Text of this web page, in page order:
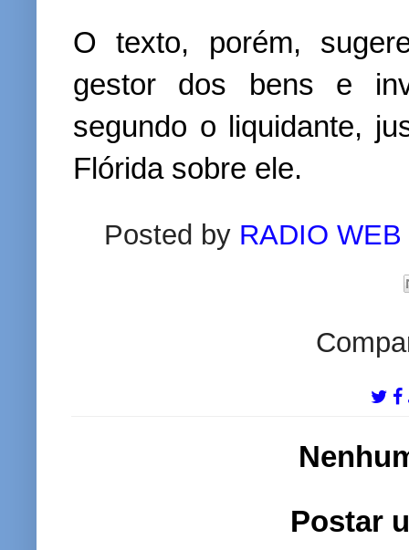
O texto, porém,
gestor dos bens e
segundo o liquidante,
Flórida sobre ele.
Posted by RADIO
Postar